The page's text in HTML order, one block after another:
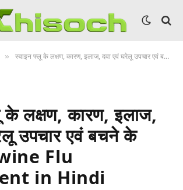
» स्वाइन फ्लू के लक्षण, कारण, इलाज, दवा एवं घरेलू उपचार एवं बचने के उपाय – Swine Flu Treatment in Hindi
के लक्षण, कारण, इलाज,
उपचार एवं बचने के
Flu
in Hindi